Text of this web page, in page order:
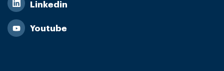
Linkedin
Youtube